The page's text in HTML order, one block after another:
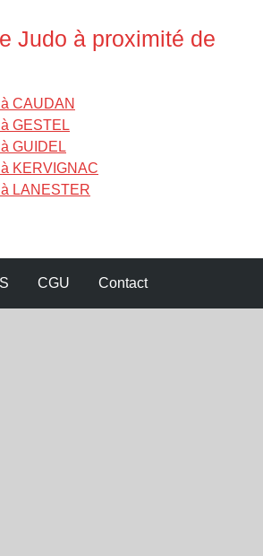
Judo à proximité de
CAUDAN
GESTEL
GUIDEL
KERVIGNAC
LANESTER
CGU Contact